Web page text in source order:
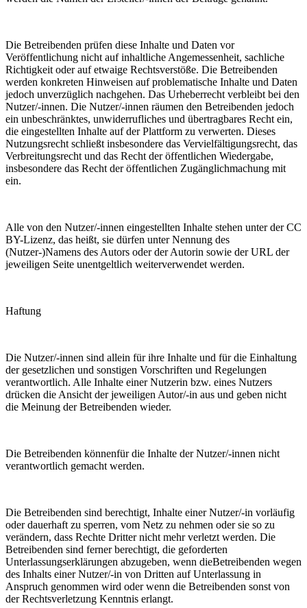
Die Betreibenden prüfen diese Inhalte und Daten vor
Veröffentlichung nicht auf inhaltliche Angemessenheit, sachliche
Richtigkeit oder auf etwaige Rechtsverstöße. Die Betreibenden
werden konkreten Hinweisen auf problematische Inhalte und Daten
jedoch unverzüglich nachgehen. Das Urheberrecht verbleibt bei den
Nutzer/-innen. Die Nutzer/-innen räumen den Betreibenden jedoch
ein unbeschränktes, unwiderrufliches und übertragbares Recht ein,
die eingestellten Inhalte auf der Plattform zu verwerten. Dieses
Nutzungsrecht schließt insbesondere das Vervielfältigungsrecht, das
Verbreitungsrecht und das Recht der öffentlichen Wiedergabe,
insbesondere das Recht der öffentlichen Zugänglichmachung mit
ein.
Alle von den Nutzer/-innen eingestellten Inhalte stehen unter der CC
BY-Lizenz, das heißt, sie dürfen unter Nennung des
(Nutzer-)Namens des Autors oder der Autorin sowie der URL der
jeweiligen Seite unentgeltlich weiterverwendet werden.
Haftung
Die Nutzer/-innen sind allein für ihre Inhalte und für die Einhaltung
der gesetzlichen und sonstigen Vorschriften und Regelungen
verantwortlich. Alle Inhalte einer Nutzerin bzw. eines Nutzers
drücken die Ansicht der jeweiligen Autor/-in aus und geben nicht
die Meinung der Betreibenden wieder.
Die Betreibenden könnenfür die Inhalte der Nutzer/-innen nicht
verantwortlich gemacht werden.
Die Betreibenden sind berechtigt, Inhalte einer Nutzer/-in vorläufig
oder dauerhaft zu sperren, vom Netz zu nehmen oder sie so zu
verändern, dass Rechte Dritter nicht mehr verletzt werden. Die
Betreibenden sind ferner berechtigt, die geforderten
Unterlassungserklärungen abzugeben, wenn dieBetreibenden wegen
des Inhalts einer Nutzer/-in von Dritten auf Unterlassung in
Anspruch genommen wird oder wenn die Betreibenden sonst von
der Rechtsverletzung Kenntnis erlangt.